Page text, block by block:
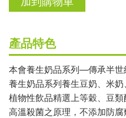
產品特色
本會養生奶品系列—傳承半世
養生奶品系列養生豆奶、米
植物性飲品精選上等穀、豆
高溫殺菌之原理，不添加防